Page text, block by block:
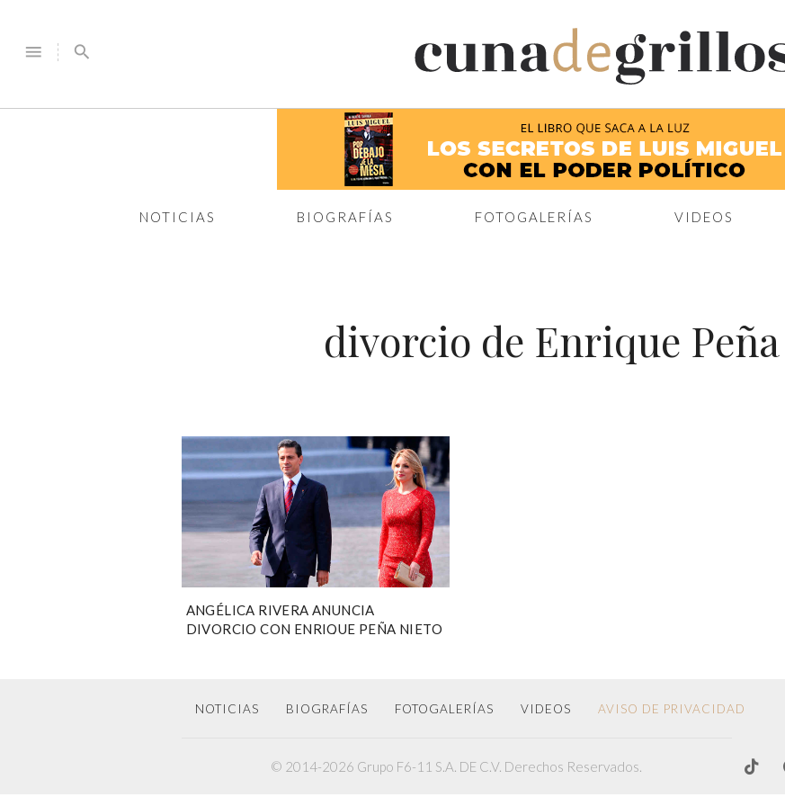
menu search
NOTICIAS BIOGRAFÍAS FOTOGALERÍAS VIDEOS
divorcio de Enrique
ANGÉLICA RIVERA ANUNCIA
DIVORCIO CON ENRIQUE PEÑA NIETO
NOTICIAS BIOGRAFÍAS FOTOGALERÍAS VIDEOS AVISO DE PRIVACIDAD
© 2014-2026 Grupo F6-11 S.A. DE C.V. Derechos Reservados.